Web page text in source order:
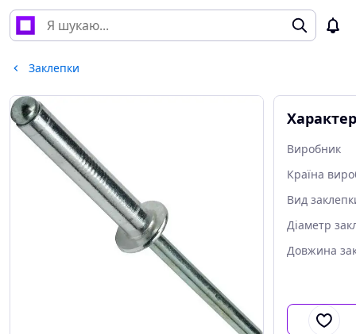
Заклепки
Виробник
Країна
Вид
Діаметр
Довжина